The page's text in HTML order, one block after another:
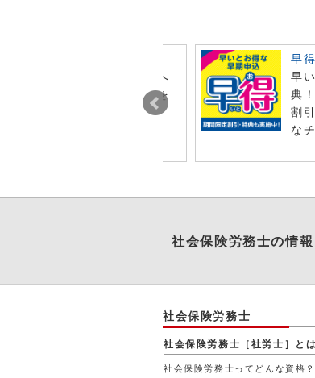
オンライン注文した商品へ
ビュー投稿で特典ポイントを
早
早
典
割
な
社会保険労務士の情
社会保険労務士
社会保険労務士［社労士］とは
社会保険労務士ってどんな資格？